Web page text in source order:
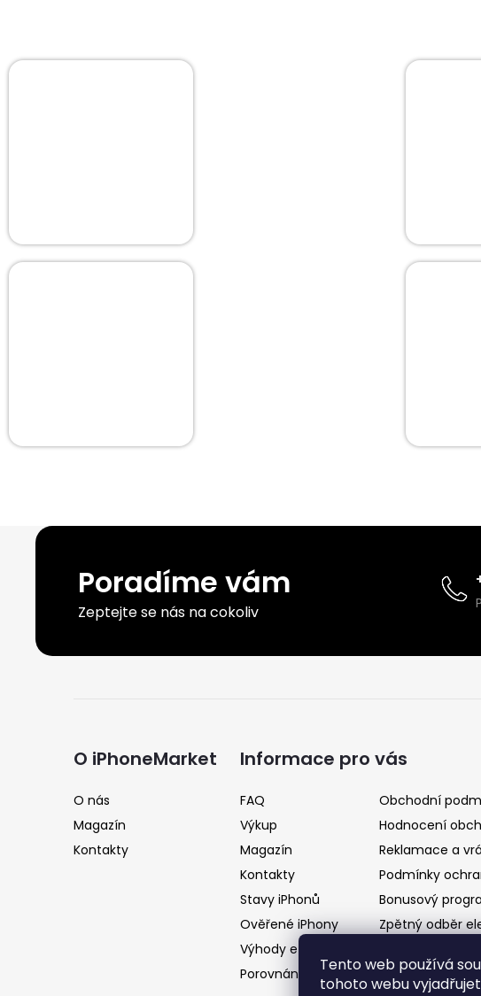
Tento web používá
tohoto webu
Poradíme vám
Zeptejte se nás na cokoliv
O iPhoneMarket
O nás
Magazín
Kontakty
Informace pro vás
FAQ
Výkup
Magazín
Kontakty
Stavy iPhonů
Ověřené iPhony
Výhody e-shopu
Porovnání telefonů
Obchodní
Hodnocení
Reklamace a
Podmínky
Bonusový
Zpětný odběr